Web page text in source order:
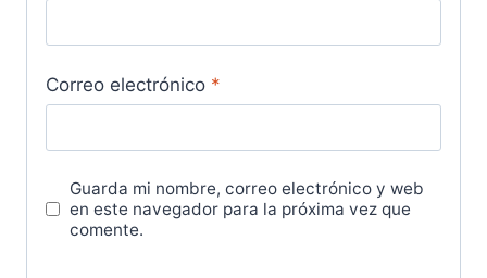
Correo electrónico *
Guarda mi nombre, correo electrónico y web
en este navegador para la próxima vez que
comente.